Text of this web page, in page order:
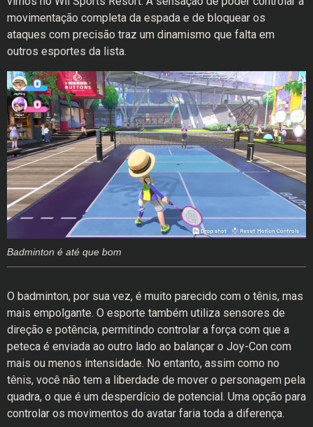
movimentação completa da espada e de bloquear os
ataques com precisão traz um dinamismo que falta em
outros esportes da lista.
Badminton é até que bom
O badminton, por sua vez, é muito parecido com o tênis, mas
mais empolgante. O esporte também utiliza sensores de
direção e potência, permitindo controlar a força com que a
peteca é enviada ao outro lado ao balançar o Joy-Con com
mais ou menos intensidade. No entanto, assim como no
tênis, você não tem a liberdade de mover o personagem pela
quadra, o que é um desperdício de potencial. Uma opção para
controlar os movimentos do avatar faria toda a diferença.